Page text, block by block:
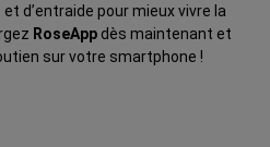
d’entraide pour mieux vivre la
RoseApp dès maintenant et
sur votre smartphone !